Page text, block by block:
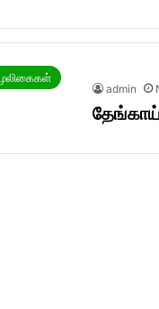
admin